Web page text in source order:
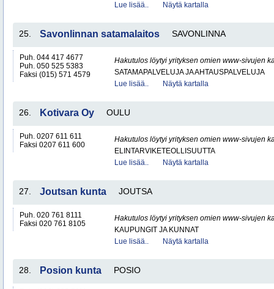
Lue lisää..
Näytä kartalla
25. Savonlinnan satamalaitos SAVONLINNA
Puh. 044 417 4677
Puh. 050 525 5383
Faksi (015) 571 4579
Hakutulos löytyi yrityksen omien www-sivujen
SATAMAPALVELUJA JA AHTAUSPALVELUJA
Lue lisää..
Näytä kartalla
26. Kotivara Oy OULU
Puh. 0207 611 611
Faksi 0207 611 600
Hakutulos löytyi yrityksen omien www-sivujen
ELINTARVIKETEOLLISUUTTA
Lue lisää..
Näytä kartalla
27. Joutsan kunta JOUTSA
Puh. 020 761 8111
Faksi 020 761 8105
Hakutulos löytyi yrityksen omien www-sivujen
KAUPUNGIT JA KUNNAT
Lue lisää..
Näytä kartalla
28. Posion kunta POSIO